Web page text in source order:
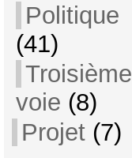
Politique
(41)
Troisième
voie (8)
Projet(7)